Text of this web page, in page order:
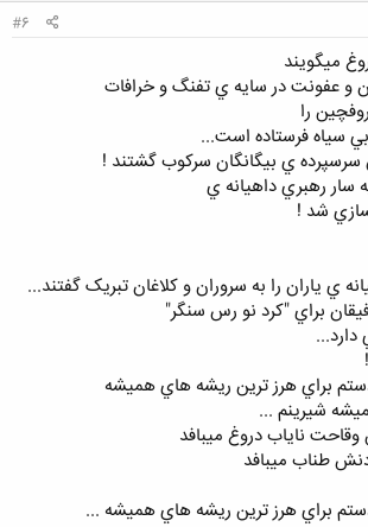
#6
ميگويند
و عفونت در سايه ي تفنگ و خرافات
را
سیاه فرستاده است...
سرسپرده ي بيگانگان سرکوب گشتند !
سار رهبري داهيانه ي
شد !
ي ياران را به سروران و کلاغان تبريک گفتند...
براي "کرد نو رس سنگر"
براي هرز ترين ريشه هاي هميشه
شيرينم ...
وقاحت ناياب دروغ ميبافد
طناب ميبافد
براي هرز ترين ريشه هاي هميشه ...